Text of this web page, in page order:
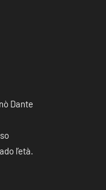
Dante
l’età.